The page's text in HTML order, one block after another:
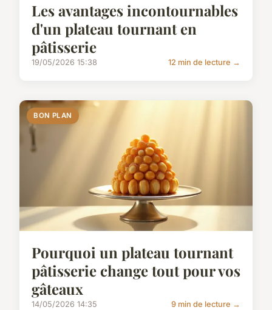
Les avantages incontournables
d'un plateau tournant en
pâtisserie
19/05/2026 15:38 12 min de lecture →
BON PLAN
Pourquoi un plateau tournant
pâtisserie change tout pour vos
gâteaux
14/05/2026 14:35 9 min de lecture →